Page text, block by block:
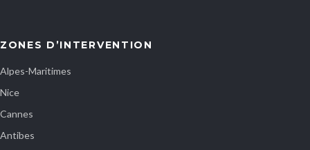
ZONES D’INTERVENTION
Alpes-Maritimes
Nice
Cannes
Antibes